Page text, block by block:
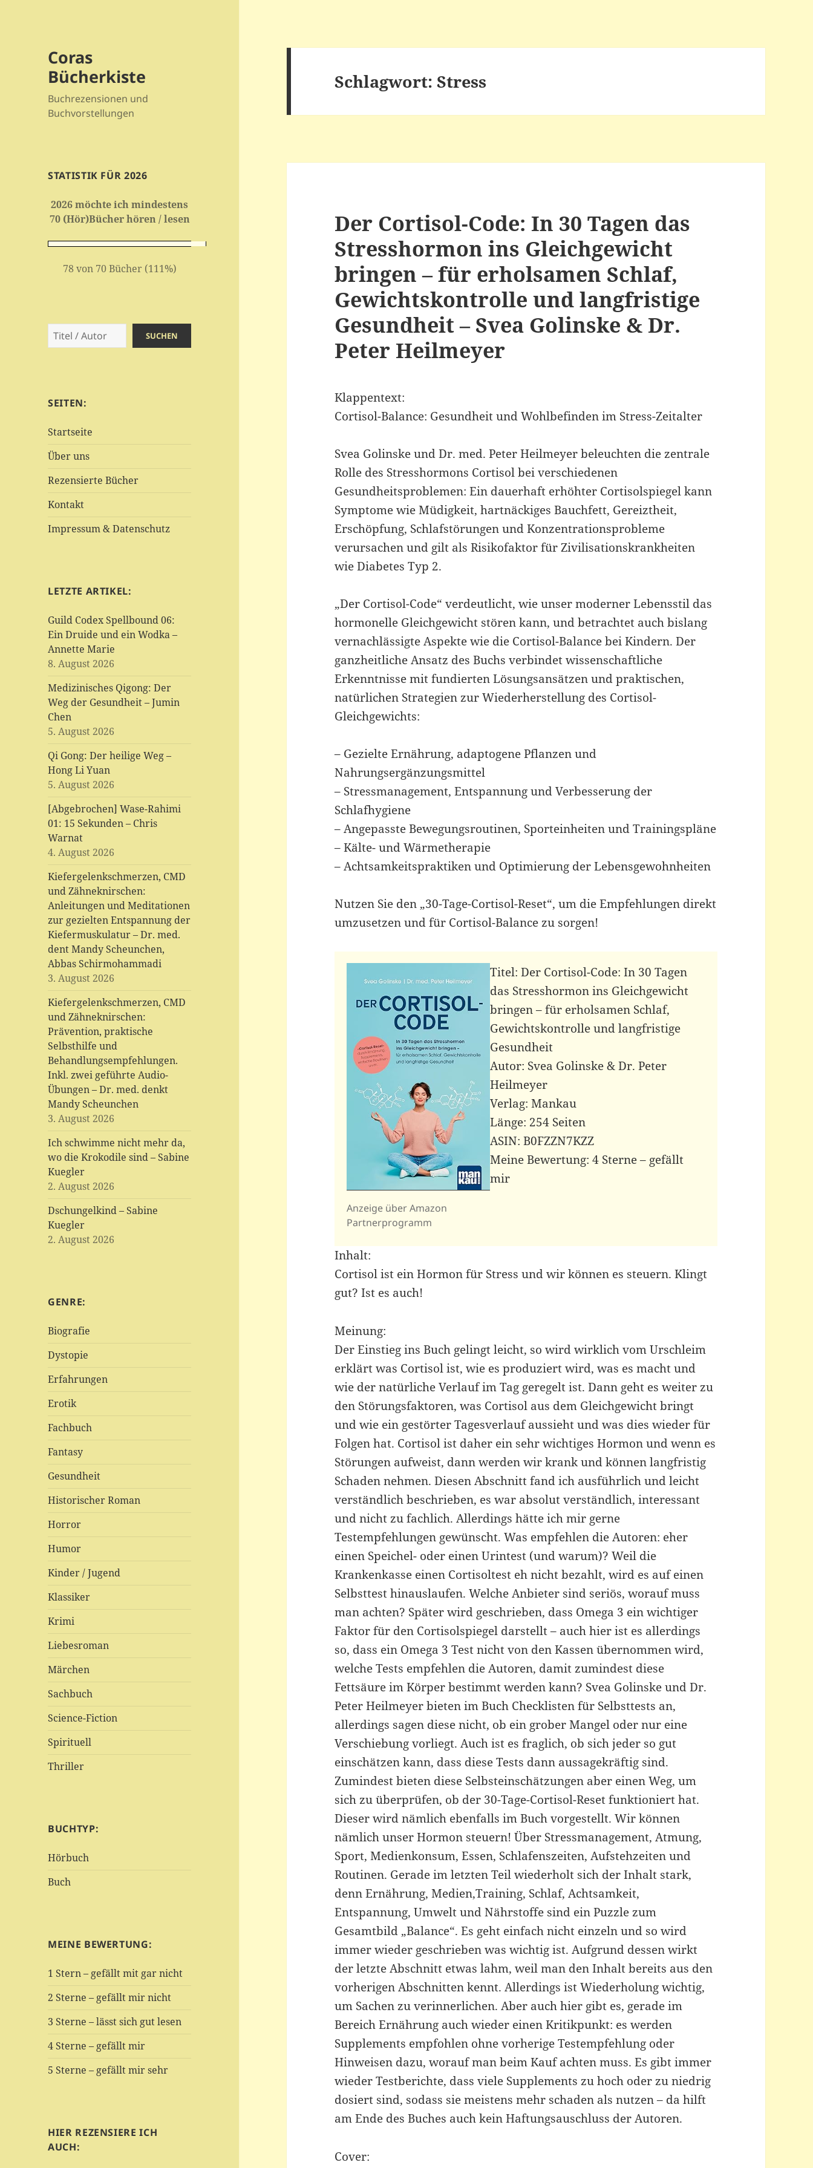
Coras
Bücherkiste
Buchrezensionen und
Buchvorstellungen
STATISTIK FÜR 2026
2026 möchte ich mindestens
70 (Hör)Bücher hören / lesen
78 von 70 Bücher (111%)
Suchen SUCHEN
SEITEN:
Startseite
Über uns
Rezensierte Bücher
Kontakt
Impressum & Datenschutz
LETZTE ARTIKEL:
Guild Codex Spellbound 06:
Ein Druide und ein Wodka –
Annette Marie
8. August 2026
Medizinisches Qigong: Der
Weg der Gesundheit – Jumin
Chen
5. August 2026
Qi Gong: Der heilige Weg –
Hong Li Yuan
5. August 2026
[Abgebrochen] Wase-Rahimi
01: 15 Sekunden – Chris
Warnat
4. August 2026
Kiefergelenkschmerzen, CMD
und Zähneknirschen:
Anleitungen und Meditationen
zur gezielten Entspannung der
Kiefermuskulatur – Dr. med.
dent Mandy Scheunchen,
Abbas Schirmohammadi
3. August 2026
Kiefergelenkschmerzen, CMD
und Zähneknirschen:
Prävention, praktische
Selbsthilfe und
Behandlungsempfehlungen.
Inkl. zwei geführte Audio-
Übungen – Dr. med. denkt
Mandy Scheunchen
3. August 2026
Ich schwimme nicht mehr da,
wo die Krokodile sind – Sabine
Kuegler
2. August 2026
Dschungelkind – Sabine
Kuegler
2. August 2026
GENRE:
Biografie
Dystopie
Erfahrungen
Erotik
Fachbuch
Fantasy
Gesundheit
Historischer Roman
Horror
Humor
Kinder / Jugend
Klassiker
Krimi
Liebesroman
Märchen
Sachbuch
Science-Fiction
Spirituell
Thriller
BUCHTYP:
Hörbuch
Buch
MEINE BEWERTUNG:
1 Stern – gefällt mit gar nicht
2 Sterne – gefällt mir nicht
3 Sterne – lässt sich gut lesen
4 Sterne – gefällt mir
5 Sterne – gefällt mir sehr
HIER REZENSIERE ICH
AUCH:
Schlagwort:Stress
Der Cortisol-Code: In 30 Tagen das
Stresshormon ins Gleichgewicht
bringen – für erholsamen Schlaf,
Gewichtskontrolle und langfristige
Gesundheit – Svea Golinske & Dr.
Peter Heilmeyer
Klappentext:
Cortisol-Balance: Gesundheit und Wohlbefinden im Stress-Zeitalter
Svea Golinske und Dr. med. Peter Heilmeyer beleuchten die zentrale
Rolle des Stresshormons Cortisol bei verschiedenen
Gesundheitsproblemen: Ein dauerhaft erhöhter Cortisolspiegel kann
Symptome wie Müdigkeit, hartnäckiges Bauchfett, Gereiztheit,
Erschöpfung, Schlafstörungen und Konzentrationsprobleme
verursachen und gilt als Risikofaktor für Zivilisationskrankheiten
wie Diabetes Typ 2.
„Der Cortisol-Code“ verdeutlicht, wie unser moderner Lebensstil das
hormonelle Gleichgewicht stören kann, und betrachtet auch bislang
vernachlässigte Aspekte wie die Cortisol-Balance bei Kindern. Der
ganzheitliche Ansatz des Buchs verbindet wissenschaftliche
Erkenntnisse mit fundierten Lösungsansätzen und praktischen,
natürlichen Strategien zur Wiederherstellung des Cortisol-
Gleichgewichts:
– Gezielte Ernährung, adaptogene Pflanzen und
Nahrungsergänzungsmittel
– Stressmanagement, Entspannung und Verbesserung der
Schlafhygiene
– Angepasste Bewegungsroutinen, Sporteinheiten und Trainingspläne
– Kälte- und Wärmetherapie
– Achtsamkeitspraktiken und Optimierung der Lebensgewohnheiten
Nutzen Sie den „30-Tage-Cortisol-Reset“, um die Empfehlungen direkt
umzusetzen und für Cortisol-Balance zu sorgen!
Anzeige über Amazon
Partnerprogramm
Titel: Der Cortisol-Code: In 30 Tagen
das Stresshormon ins Gleichgewicht
bringen – für erholsamen Schlaf,
Gewichtskontrolle und langfristige
Gesundheit
Autor: Svea Golinske & Dr. Peter
Heilmeyer
Verlag: Mankau
Länge: 254 Seiten
ASIN: B0FZZN7KZZ‎
Meine Bewertung: 4 Sterne – gefällt
mir
Inhalt:
Cortisol ist ein Hormon für Stress und wir können es steuern. Klingt
gut? Ist es auch!
Meinung:
Der Einstieg ins Buch gelingt leicht, so wird wirklich vom Urschleim
erklärt was Cortisol ist, wie es produziert wird, was es macht und
wie der natürliche Verlauf im Tag geregelt ist. Dann geht es weiter zu
den Störungsfaktoren, was Cortisol aus dem Gleichgewicht bringt
und wie ein gestörter Tagesverlauf aussieht und was dies wieder für
Folgen hat. Cortisol ist daher ein sehr wichtiges Hormon und wenn es
Störungen aufweist, dann werden wir krank und können langfristig
Schaden nehmen. Diesen Abschnitt fand ich ausführlich und leicht
verständlich beschrieben, es war absolut verständlich, interessant
und nicht zu fachlich. Allerdings hätte ich mir gerne
Testempfehlungen gewünscht. Was empfehlen die Autoren: eher
einen Speichel- oder einen Urintest (und warum)? Weil die
Krankenkasse einen Cortisoltest eh nicht bezahlt, wird es auf einen
Selbsttest hinauslaufen. Welche Anbieter sind seriös, worauf muss
man achten? Später wird geschrieben, dass Omega 3 ein wichtiger
Faktor für den Cortisolspiegel darstellt – auch hier ist es allerdings
so, dass ein Omega 3 Test nicht von den Kassen übernommen wird,
welche Tests empfehlen die Autoren, damit zumindest diese
Fettsäure im Körper bestimmt werden kann? Svea Golinske und Dr.
Peter Heilmeyer bieten im Buch Checklisten für Selbsttests an,
allerdings sagen diese nicht, ob ein grober Mangel oder nur eine
Verschiebung vorliegt. Auch ist es fraglich, ob sich jeder so gut
einschätzen kann, dass diese Tests dann aussagekräftig sind.
Zumindest bieten diese Selbsteinschätzungen aber einen Weg, um
sich zu überprüfen, ob der 30-Tage-Cortisol-Reset funktioniert hat.
Dieser wird nämlich ebenfalls im Buch vorgestellt. Wir können
nämlich unser Hormon steuern! Über Stressmanagement, Atmung,
Sport, Medienkonsum, Essen, Schlafenszeiten, Aufstehzeiten und
Routinen. Gerade im letzten Teil wiederholt sich der Inhalt stark,
denn Ernährung, Medien,Training, Schlaf, Achtsamkeit,
Entspannung, Umwelt und Nährstoffe sind ein Puzzle zum
Gesamtbild „Balance“. Es geht einfach nicht einzeln und so wird
immer wieder geschrieben was wichtig ist. Aufgrund dessen wirkt
der letzte Abschnitt etwas lahm, weil man den Inhalt bereits aus den
vorherigen Abschnitten kennt. Allerdings ist Wiederholung wichtig,
um Sachen zu verinnerlichen. Aber auch hier gibt es, gerade im
Bereich Ernährung auch wieder einen Kritikpunkt: es werden
Supplements empfohlen ohne vorherige Testempfehlung oder
Hinweisen dazu, worauf man beim Kauf achten muss. Es gibt immer
wieder Testberichte, dass viele Supplements zu hoch oder zu niedrig
dosiert sind, sodass sie meistens mehr schaden als nutzen – da hilft
am Ende des Buches auch kein Haftungsauschluss der Autoren.
Cover: